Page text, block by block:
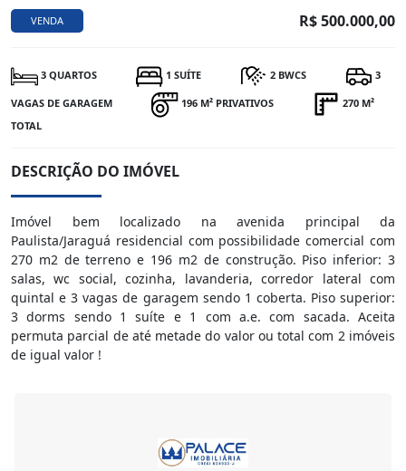
VENDA R$ 500.000,00
3 QUARTOS 1 SUÍTE 2 BWCS 3
VAGAS DE GARAGEM 196 M² PRIVATIVOS
270 M²
TOTAL
DESCRIÇÃO DO IMÓVEL
Imóvel bem localizado na avenida principal da
Paulista/Jaraguá residencial com possibilidade comercial com
270 m2 de terreno e 196 m2 de construção. Piso inferior: 3
salas, wc social, cozinha, lavanderia, corredor lateral com
quintal e 3 vagas de garagem sendo 1 coberta. Piso superior:
3 dorms sendo 1 suíte e 1 com a.e. com sacada. Aceita
permuta parcial de até metade do valor ou total com 2 imóveis
de igual valor !